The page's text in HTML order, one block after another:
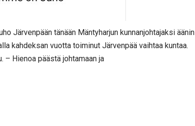
Järvenpään tänään Mäntyharjun kunnanjohtajaksi äänin
kahdeksan vuotta toiminut Järvenpää vaihtaa kuntaa.
– Hienoa päästä johtamaan ja